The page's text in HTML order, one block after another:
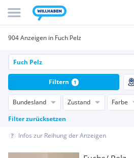
904 Anzeigen in Fuch Pelz
Bundesland Zustand Farbe
Filter zurücksetzen
Filtern 1
Infos zur Reihung der Anzeigen